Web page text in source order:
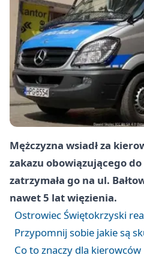
Mężczyzna wsiadł za
zakazu obowiązującego
zatrzymała go na ul.
nawet 5 lat więzienia.
Ostrowiec Świętokrzyski
Przypomnij sobie jakie są
Co to znaczy dla kierowców